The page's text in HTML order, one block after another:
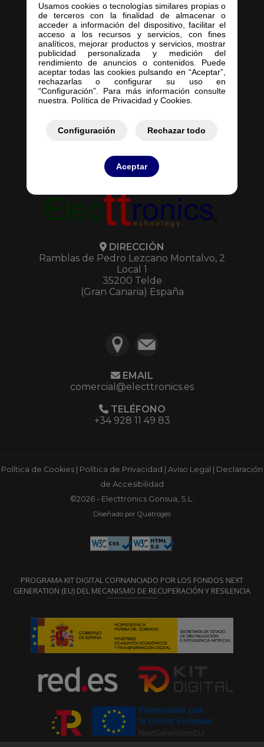
Usamos cookies o tecnologías similares propias o
de terceros con la finalidad de almacenar o
acceder a información del dispositivo, facilitar el
acceso a los recursos y servicios, con fines
analíticos, mejorar productos y servicios, mostrar
publicidad personalizada y medición del
rendimiento de anuncios o contenidos. Puede
aceptar todas las cookies pulsando en “Aceptar”,
rechazarlas o configurar su uso en
“Configuración”. Para más información consulte
nuestra. Política de Privacidad y Cookies.
Configuración Rechazar todo
Aceptar
Inicio
Empresa
Servicios
Mis Pedidos
DIRECCIÓN
Ramblas de Pedro Lezcano Montalvo, 2
Local 1
35200 Telde
(Gran Canaria) España
EMAIL
comercial@electtronics.es
TELÉFONO
+34 928 11 49 83
Política de Cookies Política de Privacidad Aviso Legal
Declaración
de Accesibilidad
©2026 - Electtronics Gonsua, S.L.
Diseñado por Quatroges
PROGRAMA KIT DIGITAL COFINANCIADO POR LOS FONDOS NEXT
GENERATION (EU) DEL MECANISMO DE RECUPERACIÓN Y RESILENCIA